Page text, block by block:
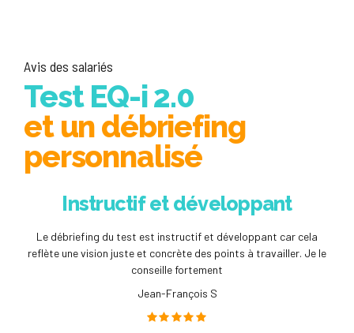
Avis des salariés
Test EQ-i 2.0
et un débriefing
personnalisé
Instructif et développant
Le débriefing du test est instructif et développant car cela
reflète une vision juste et concrète des points à travailler. Je le
conseille fortement
Jean-François S